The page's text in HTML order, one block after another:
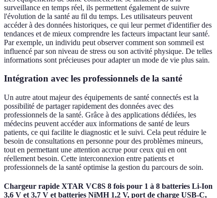
surveillance en temps réel, ils permettent également de suivre
l'évolution de la santé au fil du temps. Les utilisateurs peuvent
accéder à des données historiques, ce qui leur permet d'identifier des
tendances et de mieux comprendre les facteurs impactant leur santé.
Par exemple, un individu peut observer comment son sommeil est
influencé par son niveau de stress ou son activité physique. De telles
informations sont précieuses pour adapter un mode de vie plus sain.
Intégration avec les professionnels de la santé
Un autre atout majeur des équipements de santé connectés est la
possibilité de partager rapidement des données avec des
professionnels de la santé. Grâce à des applications dédiées, les
médecins peuvent accéder aux informations de santé de leurs
patients, ce qui facilite le diagnostic et le suivi. Cela peut réduire le
besoin de consultations en personne pour des problèmes mineurs,
tout en permettant une attention accrue pour ceux qui en ont
réellement besoin. Cette interconnexion entre patients et
professionnels de la santé optimise la gestion du parcours de soin.
Chargeur rapide XTAR VC8S 8 fois pour 1 à 8 batteries Li-Ion
3,6 V et 3,7 V et batteries NiMH 1,2 V, port de charge USB-C,